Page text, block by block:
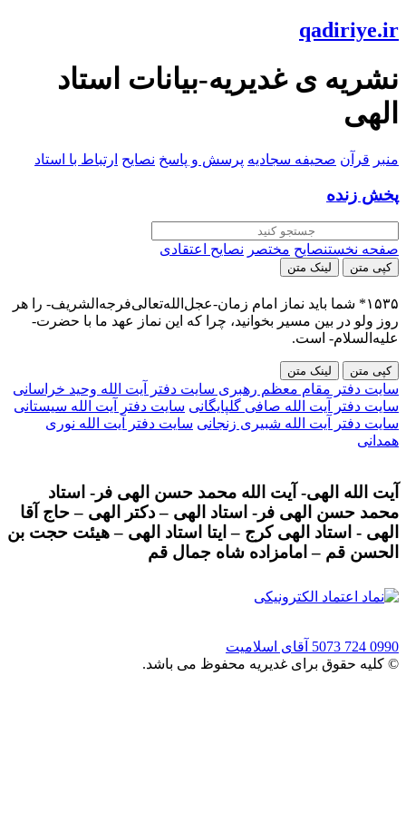
qadiriye.ir
نشریه ی غدیریه-بیانات استاد
الهی
منبر قرآن صحیفه سجادیه پرسش و پاسخ نصایح ارتباط با استاد
پخش زنده
صفحه نخستنصایح مختصر نصایح اعتقادی
کپی متن لینک متن
۱۵۳۵* شما باید نماز امام زمان-عجل‌الله‌تعالی‌فرجه‌الشریف- را هر
روز ولو در بین مسیر بخوانید، چرا که این نماز عهد ما با حضرت-
علیه‌السلام- است.
کپی متن لینک متن
سایت دفتر مقام معظم رهبری سایت دفتر آیت الله وحید خراسانی
سایت دفتر آیت الله صافی گلپایگانی سایت دفتر آیت الله سیستانی
سایت دفتر آیت الله شبیری زنجانی سایت دفتر آیت الله نوری
همدانی
آیت الله الهی- آیت الله محمد حسن الهی فر- استاد
محمد حسن الهی فر- استاد الهی – دکتر الهی – حاج آقا
الهی - استاد الهی کرج – ایتا استاد الهی – هیئت حجت بن
الحسن قم – امامزاده شاه جمال قم
0990 724 5073
آقای اسلامیت
© کلیه حقوق برای غدیریه محفوظ می باشد.